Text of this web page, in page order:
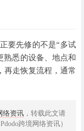
要先修的不是“多试
熟悉的设备、地点和
再走恢复流程，通常
络资讯 ，转载此文请
跨境网络资讯）